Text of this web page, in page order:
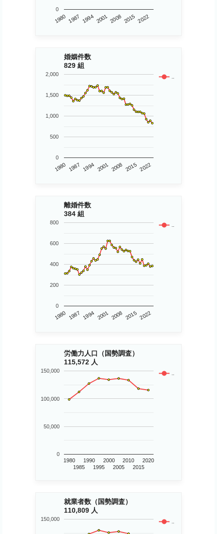
1980 1987 1994 2001 2008 2015 2022
0
婚姻件数
829 組
..
1980 1987 1994 2001 2008 2015 2022
0
500
1,000
1,500
2,000
離婚件数
384 組
..
1980 1987 1994 2001 2008 2015 2022
0
200
400
600
800
労働力人口（国勢調査）
115,572 人
..
1980
1985
1990
1995
2000
2005
2010
2015
2020
0
50,000
100,000
150,000
就業者数（国勢調査）
110,809 人
..
150,000